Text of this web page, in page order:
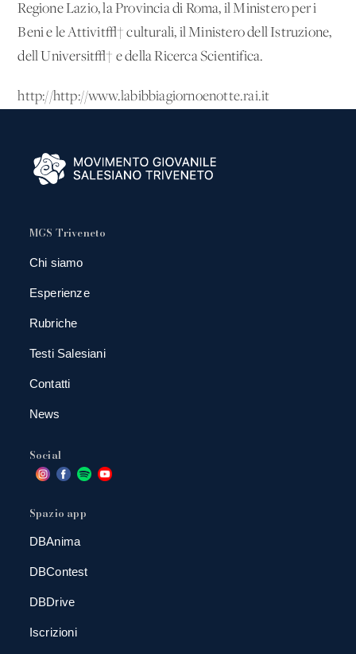
Regione Lazio, la Provincia di Roma, il Ministero per i
Beni e le Attivit√† culturali, il Ministero dell'Istruzione,
dell'Universit√† e della Ricerca Scientifica.
http://http://www.labibbiagiornoenotte.rai.it
MGS Triveneto
Chi siamo
Esperienze
Rubriche
Testi Salesiani
Contatti
News
Social
Spazio app
DBAnima
DBContest
DBDrive
Iscrizioni